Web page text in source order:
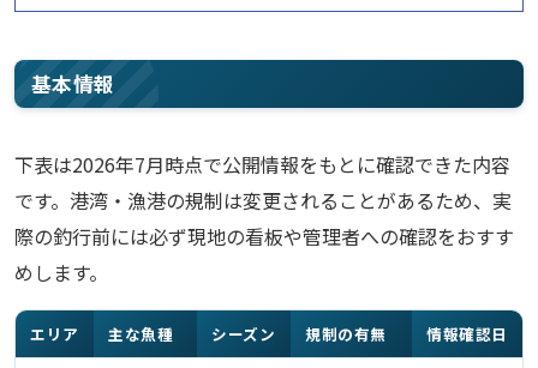
基本情報
下表は2026年7月時点で公開情報をもとに確認できた内容
です。港湾・漁港の規制は変更されることがあるため、実
際の釣行前には必ず現地の看板や管理者への確認をおすす
めします。
エリア 主な魚種 シーズン 規制の有無 情報確認日